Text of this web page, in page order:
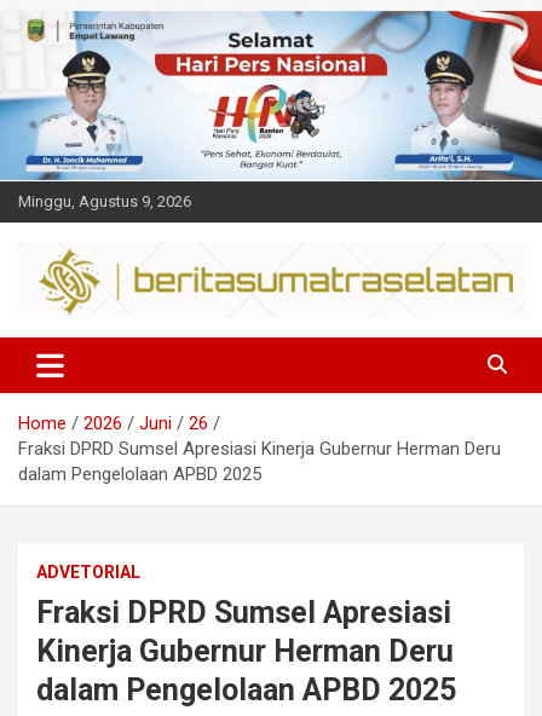
Minggu, Agustus 9, 2026
Sumsel
Home 2026 Juni
26
Fraksi DPRD Sumsel Apresiasi Kinerja Gubernur Herman Deru
dalam Pengelolaan APBD 2025
ADVETORIAL
Fraksi DPRD Sumsel Apresiasi
Kinerja Gubernur Herman Deru
dalam Pengelolaan APBD 2025